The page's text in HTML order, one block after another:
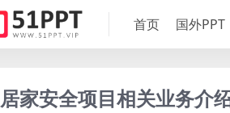
首页 国外PPT
居家安全项目相关业务介